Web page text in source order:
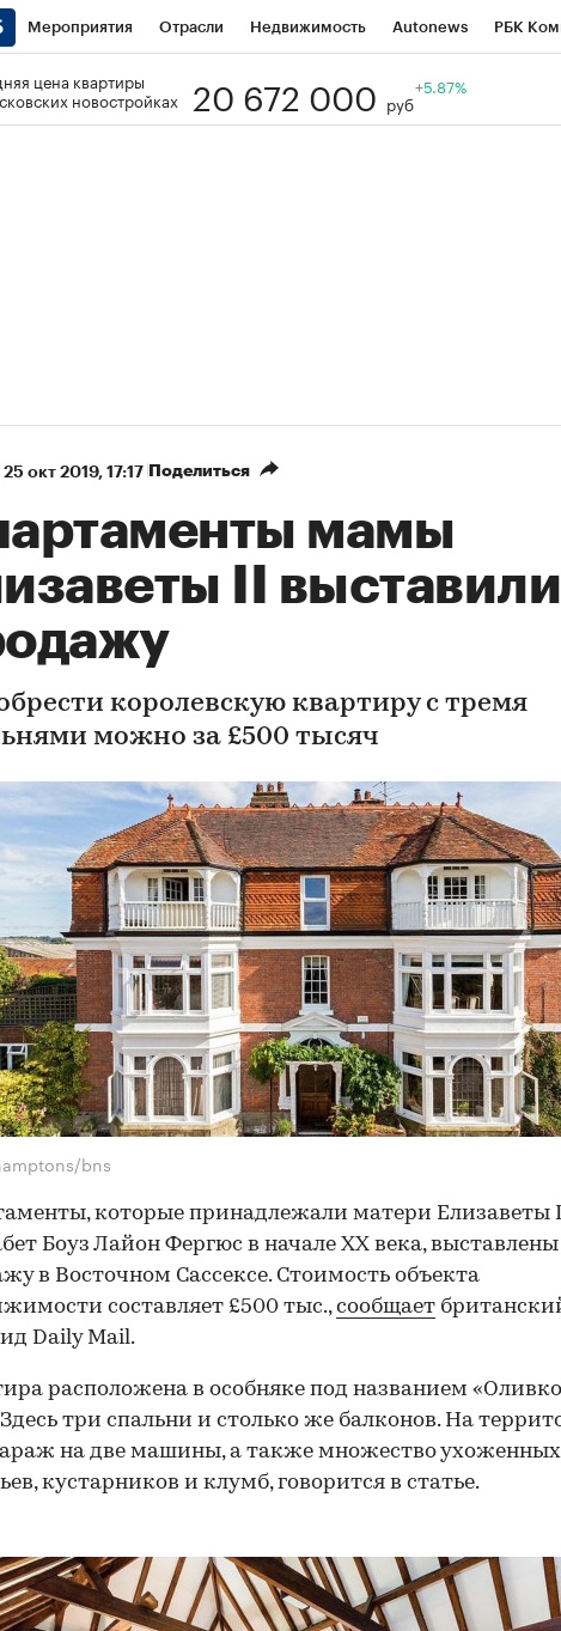
Мероприятия Отрасли Недвижимость Autonews РБК
Образование Визионеры
цена квартиры
новостройках
20 672 000 руб
+5.87%
25 окт 2019, 17:17 Поделиться
мамы
II
королевскую квартиру с тремя
можно за £500 тысяч
bns
которые принадлежали матери Елизаветы
Боуз Лайон Фергюс в начале XX века,
в Восточном Сассексе. Стоимость объекта
составляет £500 тыс.,сообщает
Daily Mail.
расположена в особняке под названием
три спальни и столько же балконов. На
на две машины, а также множество ухоженных
кустарников и клумб, говорится в статье.